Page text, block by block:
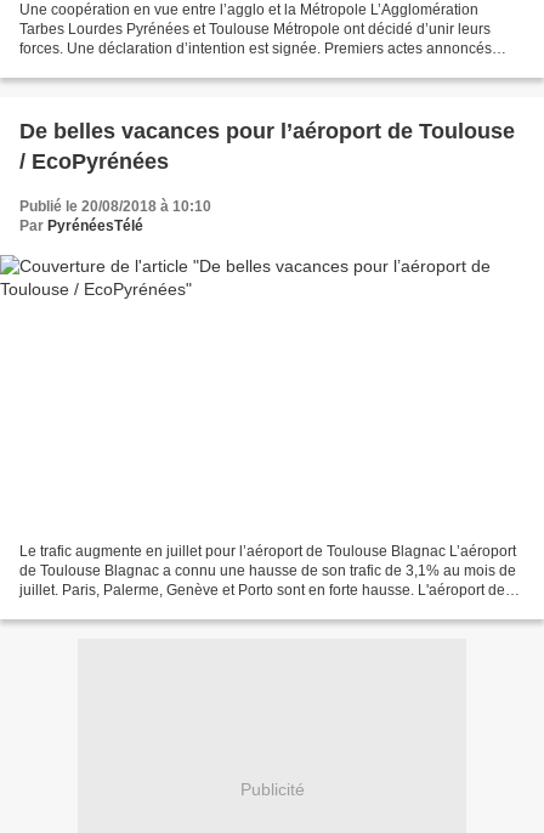
Une coopération en vue entre l’agglo et la Métropole L’Agglomération
Tarbes Lourdes Pyrénées et Toulouse Métropole ont décidé d’unir leurs
forces. Une déclaration d’intention est signée. Premiers actes annoncés
De belles vacances pour l’aéroport de Toulouse
/ EcoPyrénées
Publié le 20/08/2018 à 10:10
Par PyrénéesTélé
Le trafic augmente en juillet pour l’aéroport de Toulouse Blagnac L’aéroport
de Toulouse Blagnac a connu une hausse de son trafic de 3,1% au mois de
juillet. Paris, Palerme, Genève et Porto sont en forte hausse. L'aéroport de
Publicité